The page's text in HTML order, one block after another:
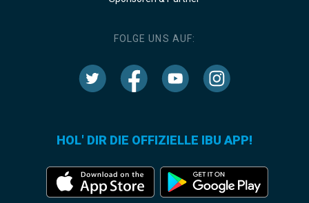
FOLGE UNS AUF:
HOL' DIR DIE OFFIZIELLE IBU APP!